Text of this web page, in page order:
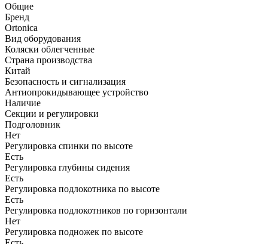
Общие
Бренд
Ortonica
Вид оборудования
Коляски облегченные
Страна производства
Китай
Безопасность и сигнализация
Антиопрокидывающее устройство
Наличие
Секции и регулировки
Подголовник
Нет
Регулировка спинки по высоте
Есть
Регулировка глубины сидения
Есть
Регулировка подлокотника по высоте
Есть
Регулировка подлокотников по горизонтали
Нет
Регулировка подножек по высоте